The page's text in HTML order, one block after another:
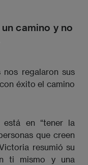
camino y no
nos regalaron sus
éxito el camino
está en “tener la
que creen
resumió su
ti mismo y una